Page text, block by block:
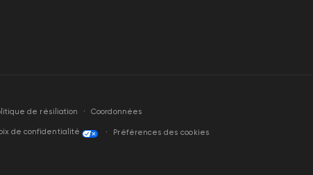
de résiliation Coordonnées
de confidentialité Préférences des cookies